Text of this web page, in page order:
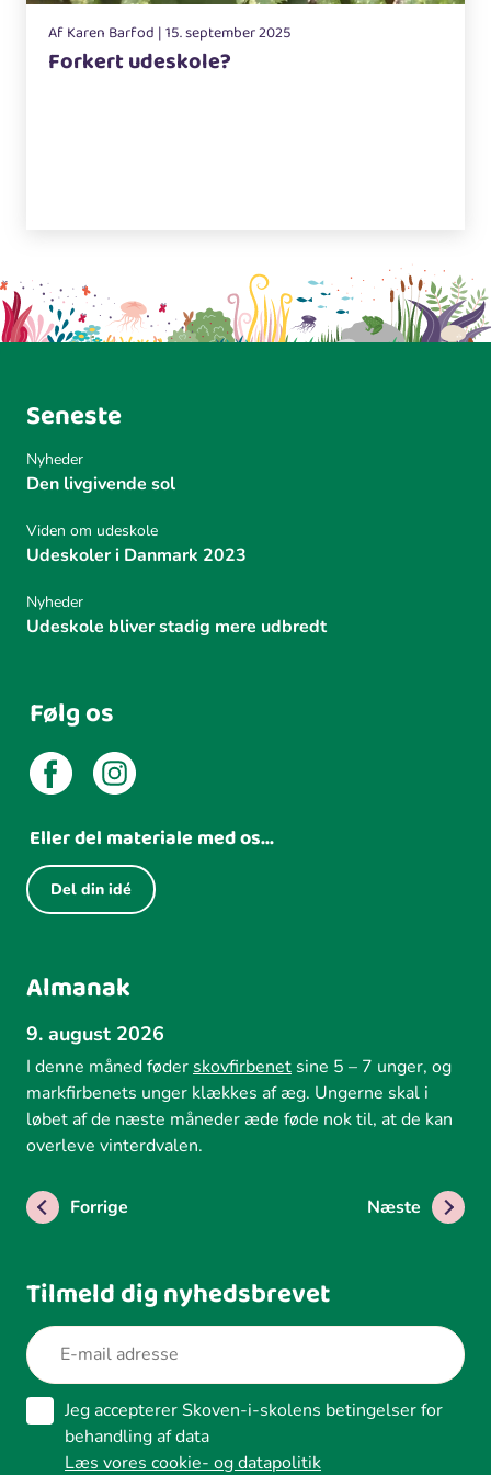
Af Karen Barfod | 15. september 2025
Forkert udeskole?
Seneste
Nyheder
Den livgivende sol
Viden om udeskole
Udeskoler i Danmark 2023
Nyheder
Udeskole bliver stadig mere udbredt
Følg os
Eller del materiale med os...
Del din idé
Almanak
9. august 2026
I denne måned føder skovfirbenet sine 5 – 7 unger, og
markfirbenets unger klækkes af æg. Ungerne skal i
løbet af de næste måneder æde føde nok til, at de kan
overleve vinterdvalen.
Forrige Næste
Tilmeld dig nyhedsbrevet
Jeg accepterer Skoven-i-skolens betingelser for
behandling af data
Læs vores cookie- og datapolitik